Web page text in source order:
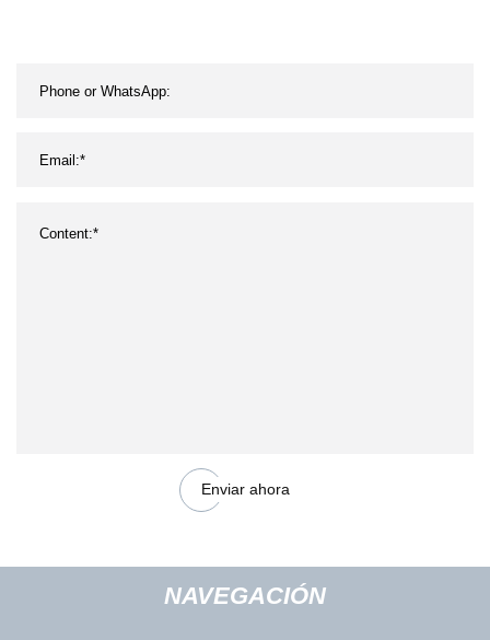
Enviar ahora
NAVEGACIÓN